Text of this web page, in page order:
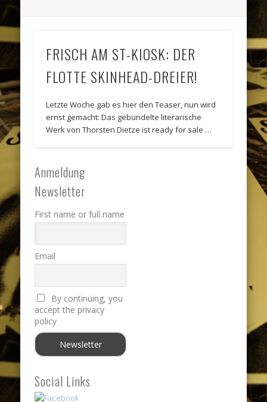
FRISCH AM ST-KIOSK: DER
FLOTTE SKINHEAD-DREIER!
Letzte Woche gab es hier den Teaser, nun wird
ernst gemacht: Das gebündelte literarische
Werk von Thorsten Dietze ist ready for sale …
Anmeldung
Newsletter
First name or full name
Email
By continuing, you
accept the privacy
policy
Social Links